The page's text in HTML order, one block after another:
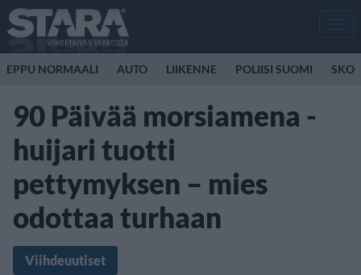
EPPU NORMAALI AUTO LIIKENNE POLIISI SUOMI
90 Päivää morsiamena -
huijari tuotti
pettymyksen – mies
odottaa turhaan
Viihdeuutiset